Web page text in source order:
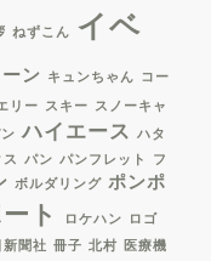
ねずこん イベ
ン キュンちゃん
コー
リー スキー
スノーキャ
ハイエース
ハタ
パン パンフレット
フ
ボルダリング ポンポ
ト ロケハン
ロゴ
新聞社 冊子 北村 医療機